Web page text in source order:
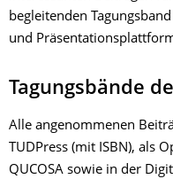
begleitenden
und
Tagungsbände
Alle angenommenen
TUDPress (mit ISBN), als
QUCOSA sowie in der